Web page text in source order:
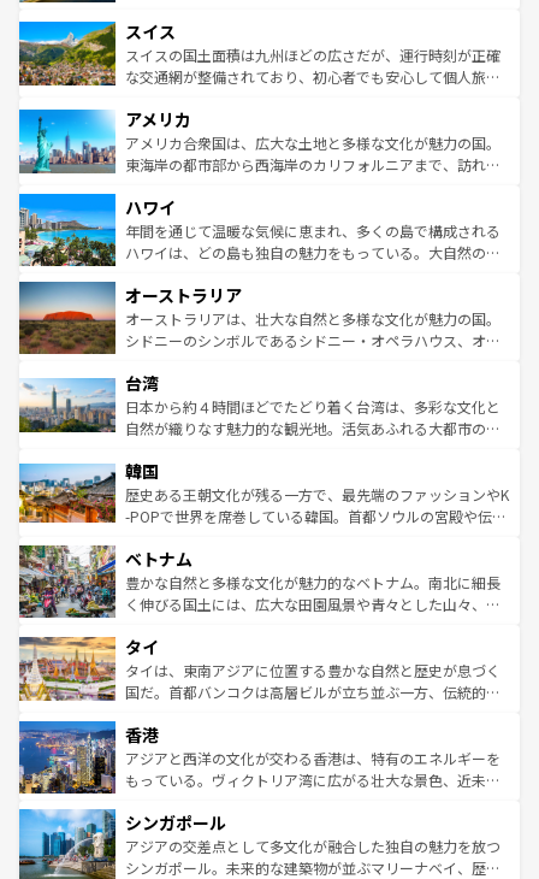
れる地方に足を運ぶとそれぞれで全く異なる文化を体験で
きるだろう。 なお、新着のフランス情報はコンテンツ一覧
を参照してほしい。
は、お酒好きな人にはぜひ体験してほしい。 なお、新着の
ドイツ情報はコンテンツ一覧を参照してほしい。
リアごとに異なる魅力がある。また、優雅なアフタヌーン
ティー、ビール好きにはたまらない英国パブ、サッカー観
戦など、本場だからこそできる体験も豊富。イギリスを旅
ンツ一覧を参照してほしい。
スイス
スイスの国土面積は九州ほどの広さだが、運行時刻が正確
な交通網が整備されており、初心者でも安心して個人旅行
の建物がそのまま残る町や、スイスならではのユニークな
博物館もあり、アルプス観光だけでなく町歩きも満喫する
ことができる。国民の所得が高いため物価も高いが、旅行
ば市内交通費無料で観光を楽しむこともできる。 なお、新
着のスイス情報はコンテンツ一覧 を参照してほしい。
アメリカ
アメリカ合衆国は、広大な土地と多様な文化が魅力の国。
東海岸の都市部から西海岸のカリフォルニアまで、訪れる
のような巨大都市は、観光、ショッピング、エンターテイ
ンメントが詰まった刺激的なスポットだ。一方、アメリカ
西部には大自然が広がり、グランドキャニオンやイエロー
部のニューオーリンズでは、音楽と美食が融合した独特の
文化が魅力。旅行者はアメリカの各地域で異なる魅力を楽
しみながら、その多様性と豊かな歴史を感じることができ
ならではの贅沢な旅のスタイルだ。 なお、新着のアメリカ
情報はコンテンツ一覧を参照してほしい。
ハワイ
年間を通じて温暖な気候に恵まれ、多くの島で構成される
ハワイは、どの島も独自の魅力をもっている。大自然の神
ワイ島は見逃せない。また、定番の観光地といえばオアフ
島だが、静かな自然を求めるならマウイ島やカウアイ島が
おすすめ。エメラルドグリーンに輝く海をはじめ、豊かな
れるおもてなしの心で訪れる人々を迎えてくれるハワイの
人々、おいしいローカルフードやハワイアンミュージッ
ク、伝統的なフラダンスなど、すべてがハワイの魅力を彩
ワイを、存分に味わってほしい。 なお、新着のハワイ情報
はコンテンツ一覧を参照してほしい。
オーストラリア
オーストラリアは、壮大な自然と多様な文化が魅力の国。
シドニーのシンボルであるシドニー・オペラハウス、オー
リアリーフや大陸中央部にそびえるウルル（エアーズロッ
ク）、タスマニアの美しい原生林やケアンズの熱帯雨林な
ど、見どころがたくさん。また、カフェやワイン、オージ
いる。アクティビティも充実しており、サーフィンやダイ
ビング、ハイキングなど、アウトドア好きにはたまらな
い。オーストラリアの多彩な魅力を存分に味わいつくそ
参照してほしい。
台湾
日本から約４時間ほどでたどり着く台湾は、多彩な文化と
自然が織りなす魅力的な観光地。活気あふれる大都市の台
ン）、静ひつな山岳地帯である台湾東部など、都市の喧騒
と山間の静けさが共存しており、訪れる人に新しい発見と
驚きをもたらしてくれる。また、奥深い台湾の食文化も魅
容にもいいと評判のスイーツなど、バラエティ豊かな料理
が味わえる。 なお、新着の台湾情報は コンテンツ一覧を参
照してほしい。
韓国
歴史ある王朝文化が残る一方で、最先端のファッションやK
-POPで世界を席巻している韓国。首都ソウルの宮殿や伝統
き、地方に足を延ばせば四季折々の自然美を楽しむことが
できる。そして、キムチや焼肉、絶品のストリートフード
まで、さまざまな韓国料理が待っている。夜には、韓国な
リティに包まれながら、韓国の多彩な魅力を心ゆくまで味
わってみてほしい。 なお、新着の韓国情報はコンテンツ一
覧を参照してほしい。
ベトナム
豊かな自然と多様な文化が魅力的なベトナム。南北に細長
く伸びる国土には、広大な田園風景や青々とした山々、世
急速な発展と共に伝統が息づく。ハノイの古い町並みやホ
ーチミン市のフランス統治時代の建物も、独特の雰囲気を
醸し出している。また、バラエティの豊かさとおいしさで
とつ。フォーやバインミー、ベトナムコーヒーなどは、ぜ
ひ現地で味わいたい。どの地域を訪れてもあたたかい人々
が旅行者を迎えてくれるので、きっと忘れられない旅にな
参照してほしい。
タイ
タイは、東南アジアに位置する豊かな自然と歴史が息づく
国だ。首都バンコクは高層ビルが立ち並ぶ一方、伝統的な
の活気が交差している。北部ではチェンマイなどの山岳地
帯で自然と触れ合い、南部ではプーケットやクラビの美し
いビーチでリゾート気分を楽しむことができる。タイ料理
激する。気候は一年中温暖で、どの季節にも異なる楽しみ
が待っている。親しみやすいタイの人々、仏教を中心とし
た文化、そして多様な観光資源が、訪れる旅人を魅了し続
香港
アジアと西洋の文化が交わる香港は、特有のエネルギーを
もっている。ヴィクトリア湾に広がる壮大な景色、近未来
み、どこを訪れても感動するはず。観光スポットが密集し
ており、効率よく見どころを回れるのも魅力。息をのむよ
うな絶景から文化的な体験まで、香港を存分に楽しみ尽く
シンガポール
アジアの交差点として多文化が融合した独自の魅力を放つ
シンガポール。未来的な建築物が並ぶマリーナベイ、歴史